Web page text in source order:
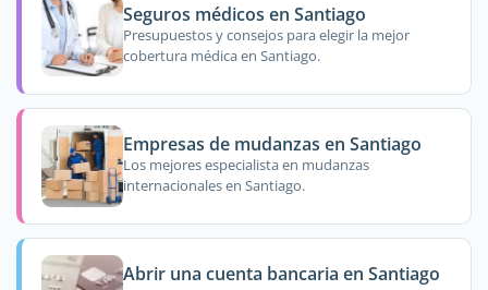
Seguros médicos en Santiago
Presupuestos y consejos para elegir la mejor
cobertura médica en Santiago.
Empresas de mudanzas en Santiago
Los mejores especialista en mudanzas
internacionales en Santiago.
Abrir una cuenta bancaria en Santiago